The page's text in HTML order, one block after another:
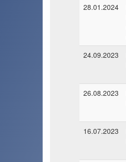
28.01.2024
24.09.2023
26.08.2023
16.07.2023